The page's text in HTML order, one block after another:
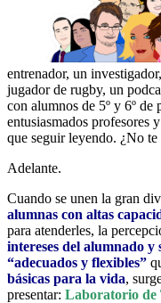
entrenador, un
jugador de rugby, un
con alumnos de 5º y 6º
entusiasmados profesores
que seguir leyendo. ¿No
Adelante.
Cuando se unen la gran
alumnas con altas
para atenderles, la
intereses del alumnado y
“adecuados y flexibles”
básicas para la vida,
presentar: Laboratorio de